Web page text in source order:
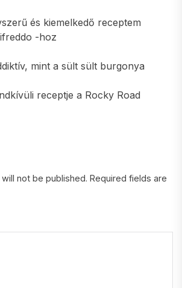
és kiemelkedő receptem
-hoz
mint a sült sült burgonya
receptje a Rocky Road
not be published. Required fields are